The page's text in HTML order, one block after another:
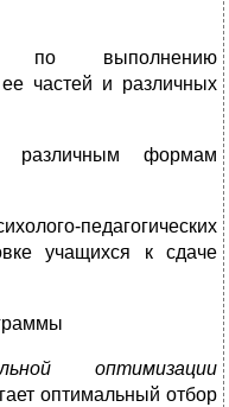
по выполнению
частей и различных
различным формам
педагогических
учащихся к сдаче
оптимизации
оптимальный отбор